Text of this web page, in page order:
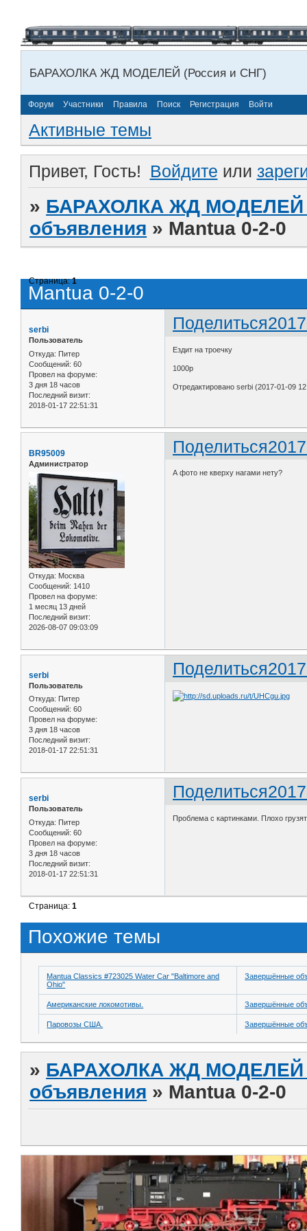
БАРАХОЛКА ЖД МОДЕЛЕЙ (Россия и СНГ)
Форум Участники Правила Поиск Регистрация Войти
Активные темы
Привет, Гость! Войдите или
» БАРАХОЛКА ЖД МОДЕЛЕЙ
объявления » Mantua 0-2-0
Mantua 0-2-0
Страница:1
Поделиться
serbi
Пользователь
Откуда: Питер
Сообщений: 60
Провел на форуме:
3 дня 18 часов
Последний визит:
2018-01-17 22:51:31
Ездит на троечку
1000р
Отредактировано serbi (2017-01-09
Поделиться
BR95009
Администратор
Откуда: Москва
Сообщений: 1410
Провел на форуме:
1 месяц 13 дней
Последний визит:
2026-08-07 09:03:09
А фото не кверху нагами нету?
Поделиться
serbi
Пользователь
Откуда: Питер
Сообщений: 60
Провел на форуме:
3 дня 18 часов
Последний визит:
2018-01-17 22:51:31
Поделиться
serbi
Пользователь
Откуда: Питер
Сообщений: 60
Провел на форуме:
3 дня 18 часов
Последний визит:
2018-01-17 22:51:31
Проблема с картинками. Плохо
Страница:1
Похожие темы
Mantua Classics #723025 Water Car "Baltimore and
Ohio"
Завершённые
Американские локомотивы. Завершённые
Паровозы США. Завершённые
» БАРАХОЛКА ЖД МОДЕЛЕЙ
объявления » Mantua 0-2-0